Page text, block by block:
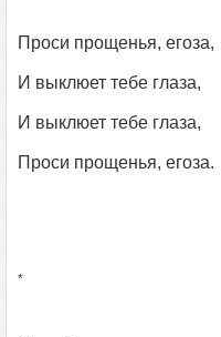
Проси прощенья, егоза,
И выклюет тебе глаза,
И выклюет тебе глаза,
Проси прощенья, егоза.
*